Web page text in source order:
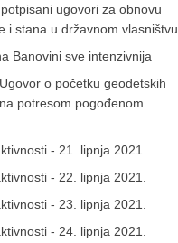
ugovori za obnovu
i stana u državnom vlasništvu
Banovini sve intenzivnija
o početku geodetskih
potresom pogođenom
- 21. lipnja 2021.
- 22. lipnja 2021.
- 23. lipnja 2021.
- 24. lipnja 2021.